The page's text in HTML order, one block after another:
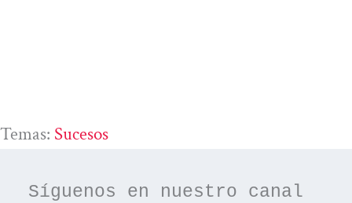
Temas: Sucesos
Síguenos en nuestro canal